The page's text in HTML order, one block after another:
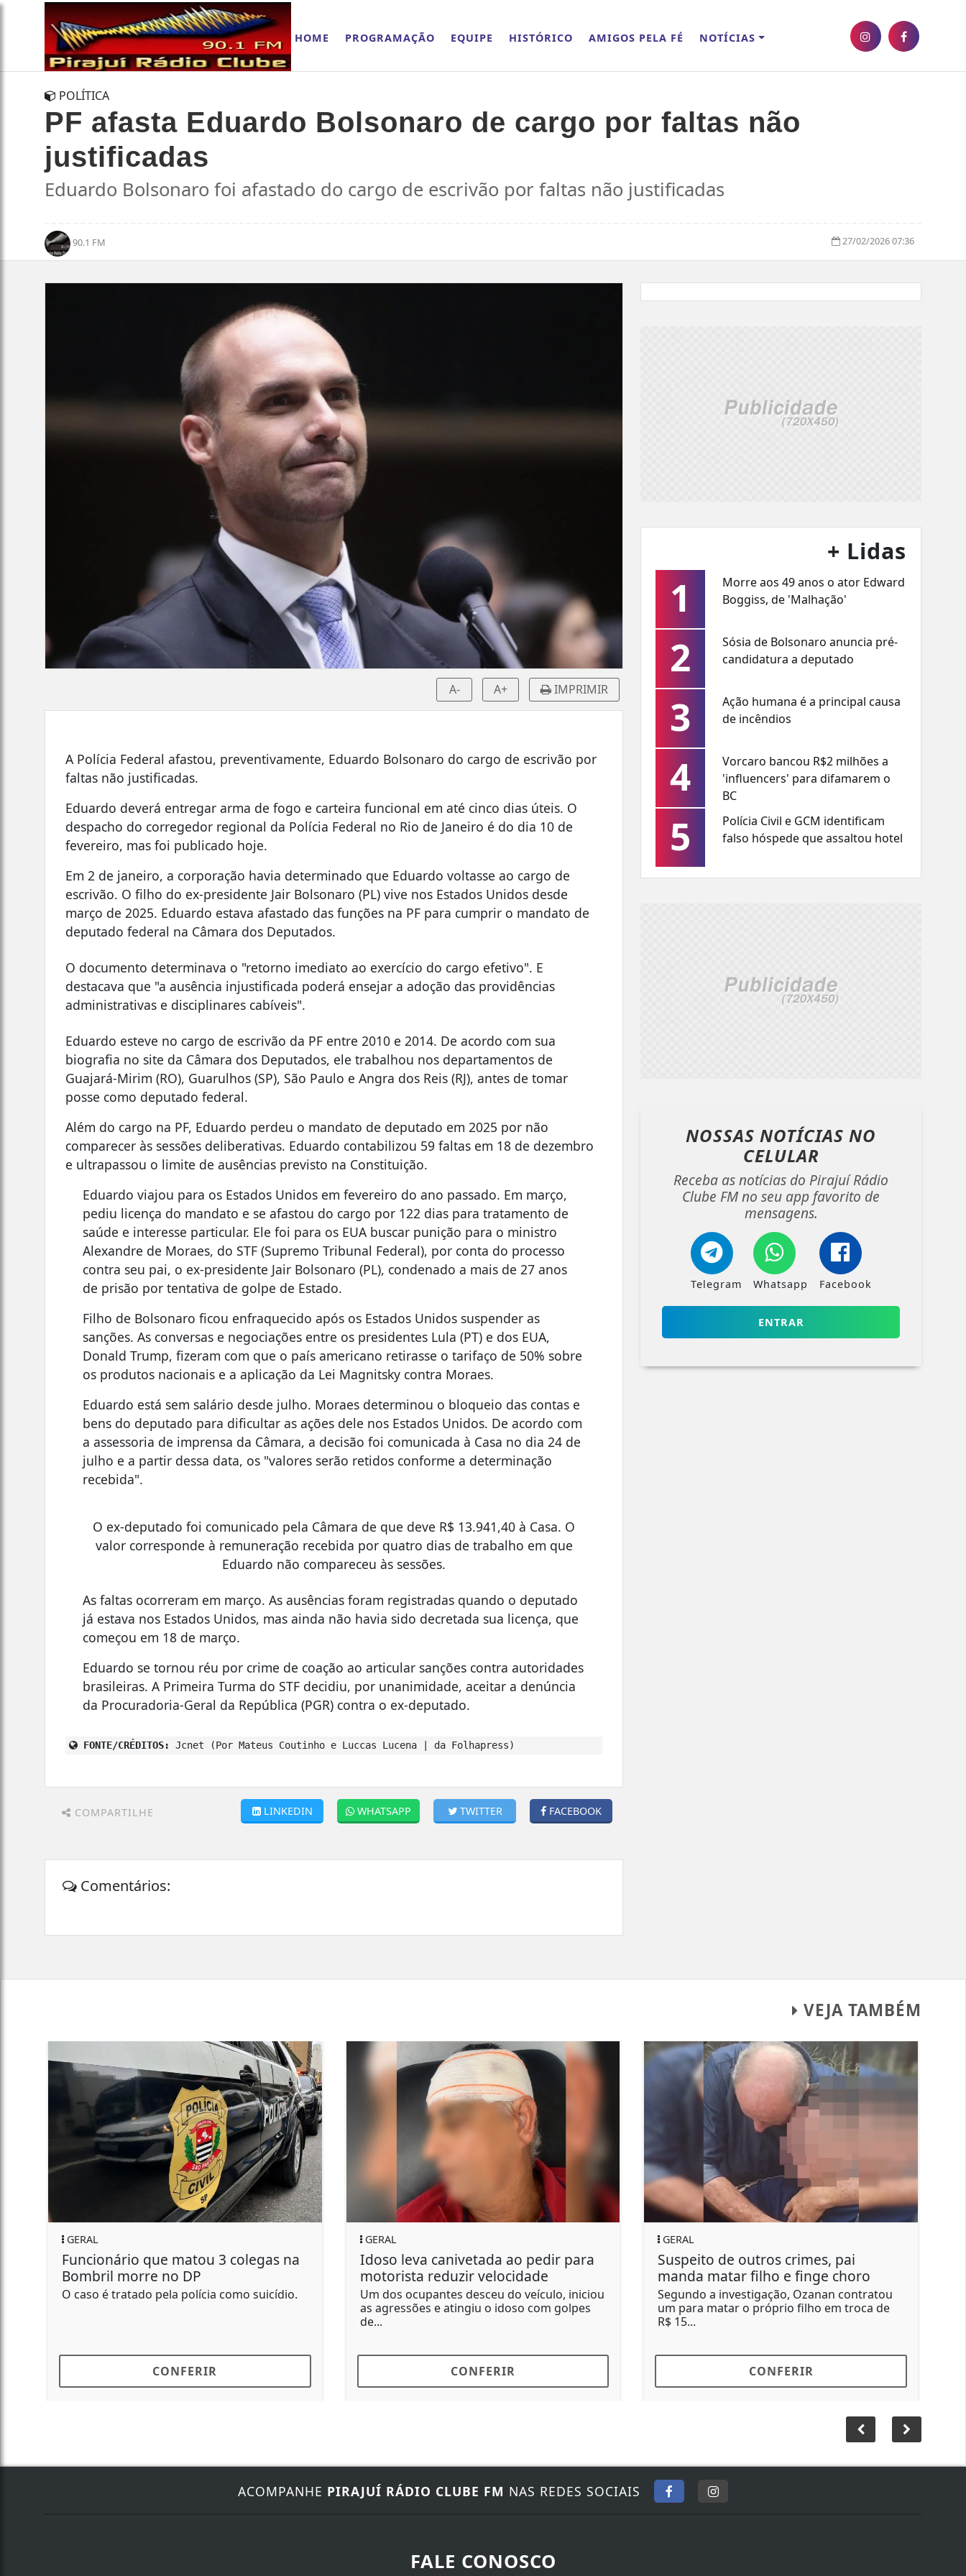
HOME PROGRAMAÇÃO EQUIPE HISTÓRICO AMIGOS PELA FÉ NOTÍCIAS
POLÍTICA
PF afasta Eduardo Bolsonaro de cargo por faltas não
justificadas
Eduardo Bolsonaro foi afastado do cargo de escrivão por faltas não justificadas
90.1 FM 27/02/2026 07:36
A- A+ IMPRIMIR
A Polícia Federal afastou, preventivamente, Eduardo Bolsonaro do cargo de escrivão por
faltas não justificadas.
Eduardo deverá entregar arma de fogo e carteira funcional em até cinco dias úteis. O
despacho do corregedor regional da Polícia Federal no Rio de Janeiro é do dia 10 de
fevereiro, mas foi publicado hoje.
Em 2 de janeiro, a corporação havia determinado que Eduardo voltasse ao cargo de
escrivão. O filho do ex-presidente Jair Bolsonaro (PL) vive nos Estados Unidos desde
março de 2025. Eduardo estava afastado das funções na PF para cumprir o mandato de
deputado federal na Câmara dos Deputados.
O documento determinava o "retorno imediato ao exercício do cargo efetivo". E
destacava que "a ausência injustificada poderá ensejar a adoção das providências
administrativas e disciplinares cabíveis".
Eduardo esteve no cargo de escrivão da PF entre 2010 e 2014. De acordo com sua
biografia no site da Câmara dos Deputados, ele trabalhou nos departamentos de
Guajará-Mirim (RO), Guarulhos (SP), São Paulo e Angra dos Reis (RJ), antes de tomar
posse como deputado federal.
Além do cargo na PF, Eduardo perdeu o mandato de deputado em 2025 por não
comparecer às sessões deliberativas. Eduardo contabilizou 59 faltas em 18 de dezembro
e ultrapassou o limite de ausências previsto na Constituição.
Eduardo viajou para os Estados Unidos em fevereiro do ano passado. Em março,
pediu licença do mandato e se afastou do cargo por 122 dias para tratamento de
saúde e interesse particular. Ele foi para os EUA buscar punição para o ministro
Alexandre de Moraes, do STF (Supremo Tribunal Federal), por conta do processo
contra seu pai, o ex-presidente Jair Bolsonaro (PL), condenado a mais de 27 anos
de prisão por tentativa de golpe de Estado.
Filho de Bolsonaro ficou enfraquecido após os Estados Unidos suspender as
sanções. As conversas e negociações entre os presidentes Lula (PT) e dos EUA,
Donald Trump, fizeram com que o país americano retirasse o tarifaço de 50% sobre
os produtos nacionais e a aplicação da Lei Magnitsky contra Moraes.
Eduardo está sem salário desde julho. Moraes determinou o bloqueio das contas e
bens do deputado para dificultar as ações dele nos Estados Unidos. De acordo com
a assessoria de imprensa da Câmara, a decisão foi comunicada à Casa no dia 24 de
julho e a partir dessa data, os "valores serão retidos conforme a determinação
recebida".
O ex-deputado foi comunicado pela Câmara de que deve R$ 13.941,40 à Casa. O
valor corresponde à remuneração recebida por quatro dias de trabalho em que
Eduardo não compareceu às sessões.
As faltas ocorreram em março. As ausências foram registradas quando o deputado
já estava nos Estados Unidos, mas ainda não havia sido decretada sua licença, que
começou em 18 de março.
Eduardo se tornou réu por crime de coação ao articular sanções contra autoridades
brasileiras. A Primeira Turma do STF decidiu, por unanimidade, aceitar a denúncia
da Procuradoria-Geral da República (PGR) contra o ex-deputado.
FONTE/CRÉDITOS: Jcnet (Por Mateus Coutinho e Luccas Lucena | da Folhapress)
COMPARTILHE FACEBOOK
TWITTER
WHATSAPP
LINKEDIN
Comentários:
+ Lidas
1
Morre aos 49 anos o ator Edward
Boggiss, de 'Malhação'
2
Sósia de Bolsonaro anuncia pré-
candidatura a deputado
3
Ação humana é a principal causa
de incêndios
4
Vorcaro bancou R$2 milhões a
'influencers' para difamarem o
BC
5
Polícia Civil e GCM identificam
falso hóspede que assaltou hotel
NOSSAS NOTÍCIASNO
CELULAR
Receba as notícias do Pirajuí Rádio
Clube FM no seu app favorito de
mensagens.
Telegram Whatsapp Facebook
ENTRAR
VEJA TAMBÉM
GERAL
Funcionário que matou 3 colegas na
Bombril morre no DP
O caso é tratado pela polícia como suicídio.
CONFERIR
GERAL
Idoso leva canivetada ao pedir para
motorista reduzir velocidade
Um dos ocupantes desceu do veículo, iniciou
as agressões e atingiu o idoso com golpes
CONFERIR
GERAL
Suspeito de outros crimes, pai
manda matar filho e finge choro
Segundo a investigação, Ozanan contratou
um para matar o próprio filho em troca de
R$ 15...
CONFERIR
ACOMPANHE PIRAJUÍ RÁDIO CLUBE FM NAS REDES SOCIAIS
FALE CONOSCO